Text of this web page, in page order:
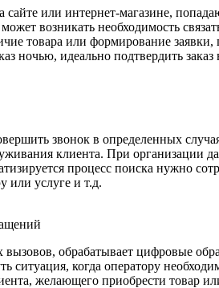
или интернет-магазине,
возникать необходимость
товара или формирование
ночью, идеально подтвердить
звонок в определенных
клиента. При организации
процесс поиска нужно
или услуге и т.д.
обрабатывает цифровые
ситуация, когда оператору
желающего приобрести товар